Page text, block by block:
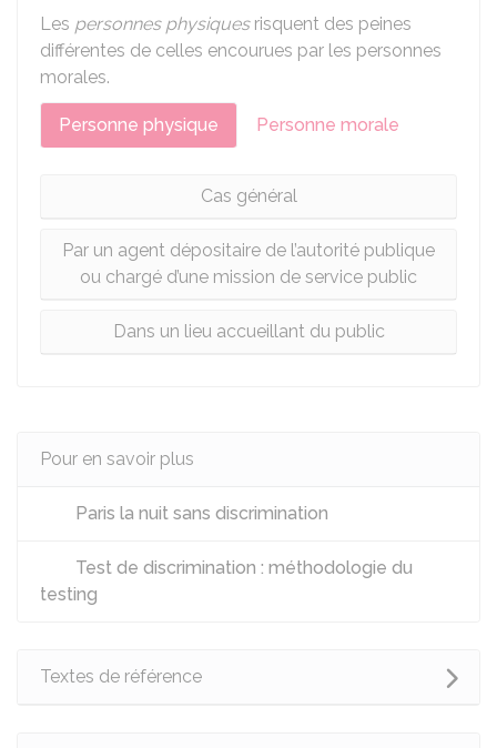
Les personnes physiquesrisquent des peines
différentes de celles encourues par les personnes
morales.
Personne physique Personne morale
Cas général
Par un agent dépositaire de l’autorité publique
ou chargé d’une mission de service public
Dans un lieu accueillant du public
Pour en savoir plus
Paris la nuit sans discrimination
Test de discrimination : méthodologie du
testing
Textes de référence